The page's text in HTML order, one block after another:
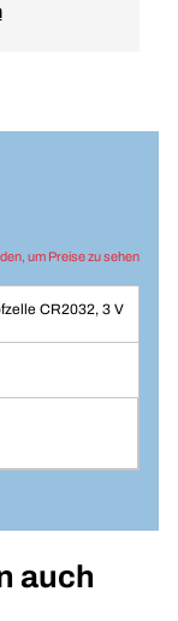
um Preise zu sehen
CR2032, 3 V
auch